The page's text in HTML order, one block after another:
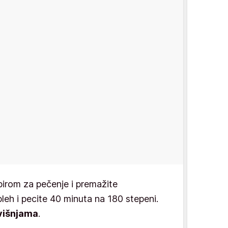
za pečenje i premažite
i pecite 40 minuta na 180 stepeni.
.